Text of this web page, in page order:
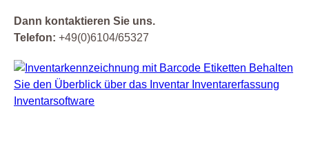
Dann kontaktieren Sie uns.
Telefon: +49(0)6104/65327